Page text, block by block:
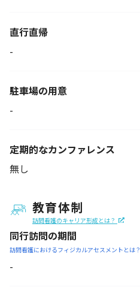
直行直帰
-
駐車場の用意
-
定期的なカンファレンス
無し
教育体制
訪問看護のキャリア形成とは？
同行訪問の期間
訪問看護におけるフィジカルアセスメントとは？
-